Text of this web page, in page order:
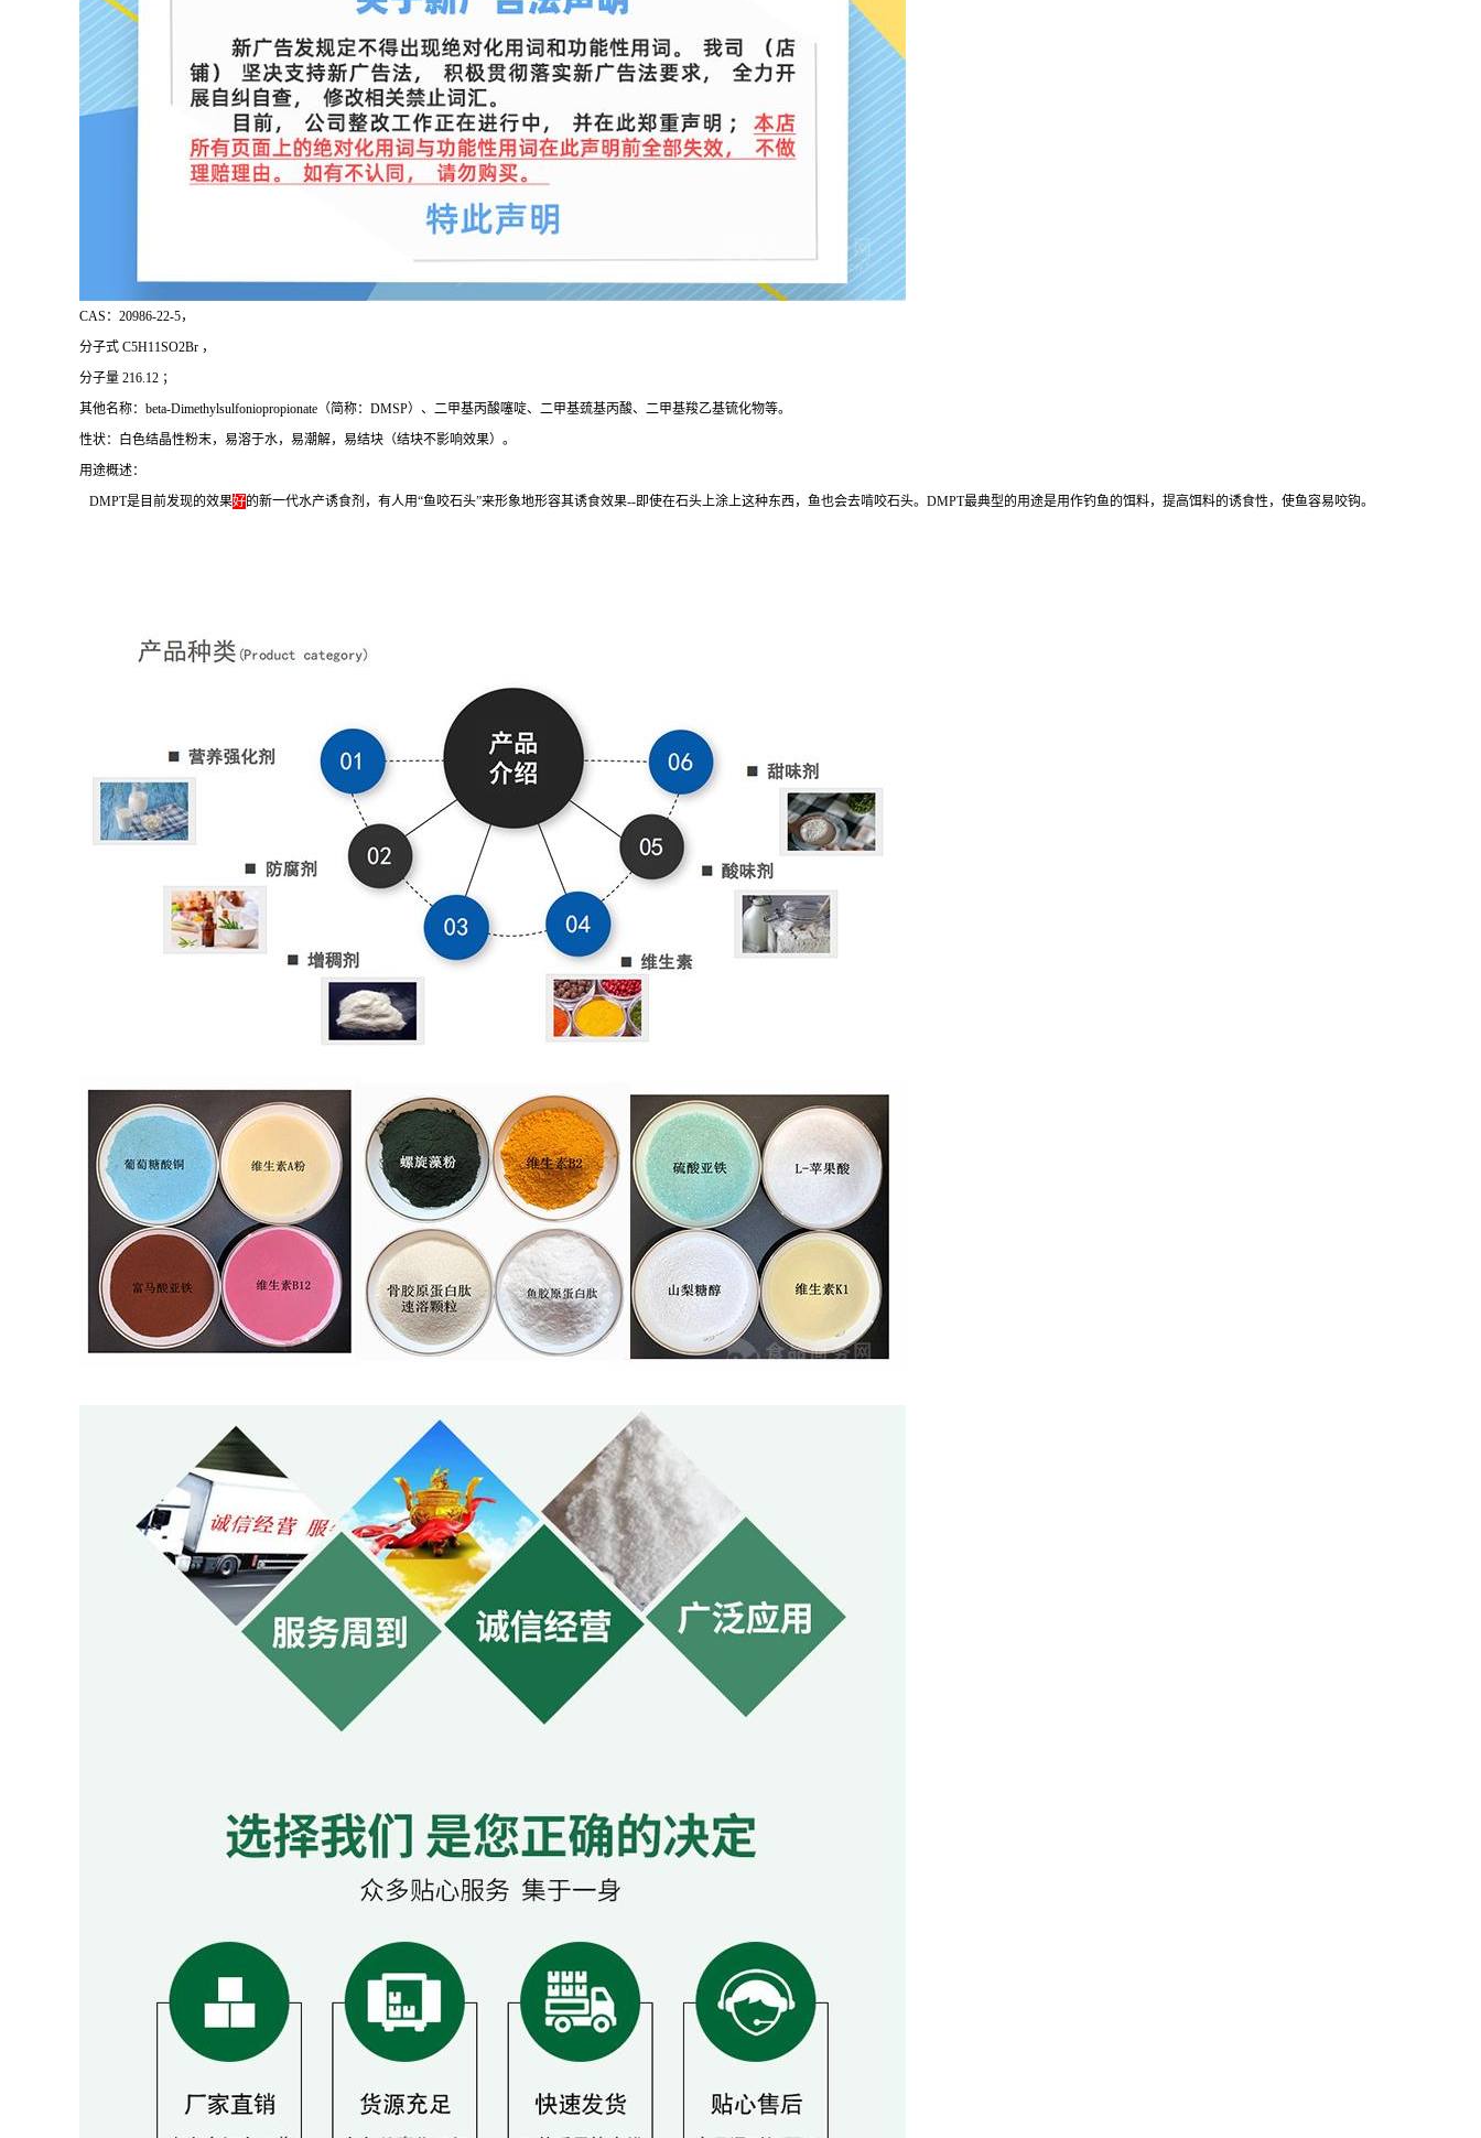
CAS：20986-22-5，
分子式 C5H11SO2Br ，
分子量 216.12 ；
其他名称：beta-Dimethylsulfoniopropionate（简称：DMSP）、二甲基丙酸噻啶、二甲基巯基丙酸、二甲基羧乙基锍化物等。
性状：白色结晶性粉末，易溶于水，易潮解，易结块（结块不影响效果）。
用途概述：
DMPT是目前发现的效果好的新一代水产诱食剂，有人用“鱼咬石头”来形象地形容其诱食效果--即使在石头上涂上这种东西，鱼也会去啃咬石头。DMPT最典型的用途是用作钓鱼的饵料，提高饵料的诱食性，使鱼容易咬钩。